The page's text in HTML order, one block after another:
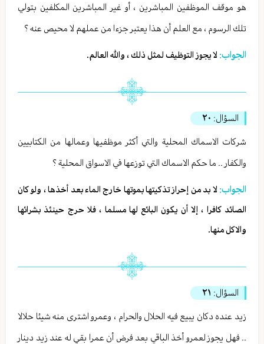
هو موقف الموظفين المباشرين ، أو غير المباشرين المكلفين بتولي
تلك الرسوم ، مع العلم أن هذا يعتبر جزءا من عملهم لا محيص عنه ؟
الجواب: لا يجوز التوظيف لمثل ذلك ، والله العالم.
السؤال: ٢٠
شركات الاسماك المحلية والتي أكثر موظفيها وعمالها من الكتابيين
والكفار .. ما حكم الاسماك التي توزعها في الاسواق المحلية ؟
الجواب: لا بد من إحراز تذكيتها بموتها خارج الماء بعد أخذها ، ولو كان
الصائد كافرا ، إلا أن يكون البائع لها مسلما ، فلا حرج حينئذ بشرائها
والاكل منها.
السؤال: ٢١
زيد عنده دكان يبيع فيه الحلال والحرام ، وعمرو اشترى منه شيئا حلالا
.. فهل يجوز لعمرو أخذ الباقي بعد فرض أن عمرا بقي له عند زيد دينار